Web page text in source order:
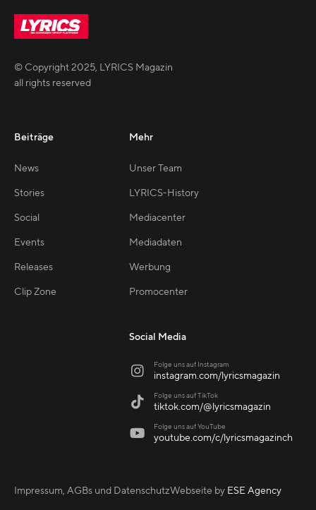
© Copyright2025, LYRICS Magazin
all rights reserved
Beiträge
News
Stories
Social
Events
Releases
Clip Zone
Mehr
Unser Team
LYRICS-History
Mediacenter
Mediadaten
Werbung
Promocenter
Social Media
 Folge uns auf Instagram
instagram.com/lyricsmagazin
 Folge uns auf TikTok
tiktok.com/@lyricsmagazin
 Folge uns auf YouTube
youtube.com/c/lyricsmagazinch
Impressum, AGBs und DatenschutzWebseite by ESE Agency